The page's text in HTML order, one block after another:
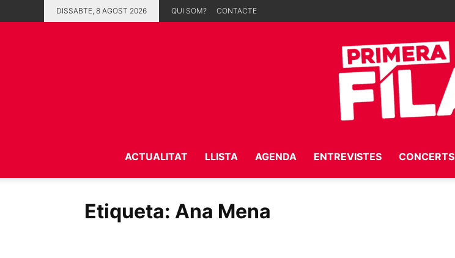
DISSABTE, 8 AGOST 2026 QUI SOM? CONTACTE
ACTUALITAT LLISTA AGENDA ENTREVISTES CONCERTS
Etiqueta: Ana Mena